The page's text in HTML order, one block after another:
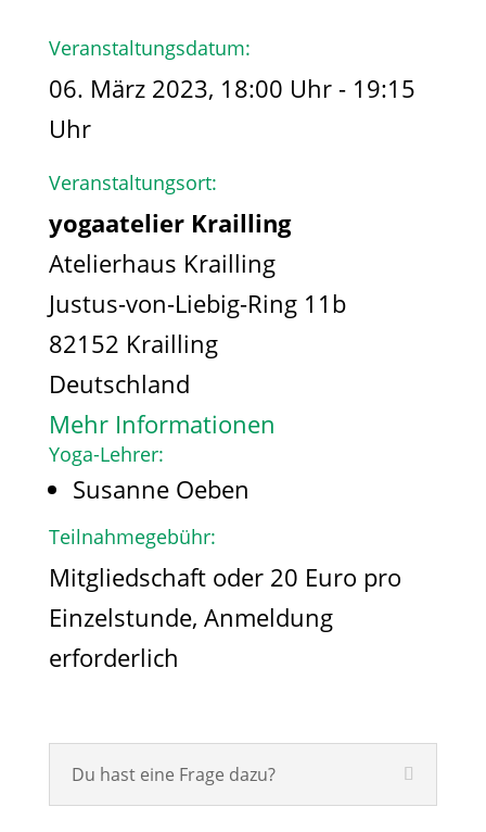
Veranstaltungsdatum:
06. März 2023, 18:00 Uhr - 19:15
Uhr
Veranstaltungsort:
yogaatelier Krailling
Atelierhaus Krailling
Justus-von-Liebig-Ring 11b
82152 Krailling
Deutschland
Mehr Informationen
Yoga-Lehrer:
Susanne Oeben
Teilnahmegebühr:
Mitgliedschaft oder 20 Euro pro
Einzelstunde, Anmeldung
erforderlich
Du hast eine Frage dazu?